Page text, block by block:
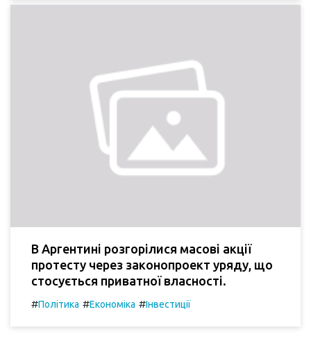
В Аргентині розгорілися масові акції
протесту через законопроект уряду, що
стосується приватної власності.
#Політика #Економіка #Інвестиції